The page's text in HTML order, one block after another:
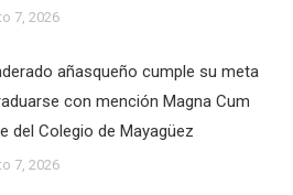
7, 2026
añasqueño cumple su meta
con mención Magna Cum
del Colegio de Mayagüez
7, 2026